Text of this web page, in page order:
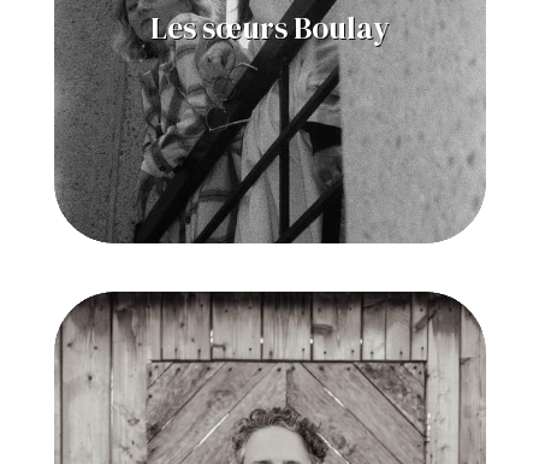
Les sœurs Boulay